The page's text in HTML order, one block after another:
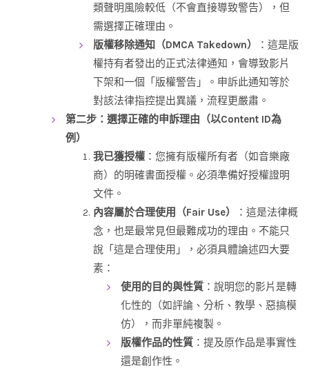
類聲明風險較低（不會直接導致警告），但
需選擇正確理由。
版權移除通知（DMCA Takedown）
：這是版
權持有者發出的正式法律通知，會導致影片
下架和一個「版權警告」。申訴此通知等於
對該法律指控提出異議，流程更嚴肅。
第二步：選擇正確的申訴理由（以Content ID為
例）
我已獲授權 ：您擁有版權所有者（如音樂廠
商）的明確書面授權。必須準備好授權證明
文件。
內容屬於合理使用（Fair Use）
：這是法律概
念，也是最常見但最難成功的理由。不能只
說「這是合理使用」，必須具體論述四大要
素：
使用的目的與性質 ：說明您的影片是轉
化性的（如評論、分析、教學、惡搞模
仿），而非單純複製。
版權作品的性質 ：提及原作品是事實性
還是創作性。